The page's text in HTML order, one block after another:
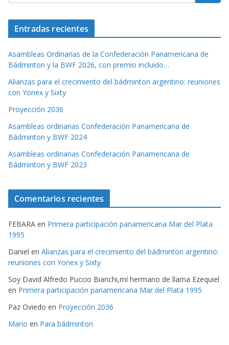
Entradas recientes
Asambleas Ordinarias de la Confederación Panamericana de
Bádminton y la BWF 2026, con premio incluido…
Alianzas para el crecimiento del bádminton argentino: reuniones
con Yonex y Sixty
Proyección 2036
Asambleas ordinarias Confederación Panamericana de
Bádminton y BWF 2024
Asambleas ordinarias Confederación Panamericana de
Bádminton y BWF 2023
Comentarios recientes
FEBARA en Primera participación panamericana Mar del Plata
1995
Daniel en Alianzas para el crecimiento del bádminton argentino:
reuniones con Yonex y Sixty
Soy David Alfredo Puccio Bianchi,mí hermano de llama Ezequiel
en Primera participación panamericana Mar del Plata 1995
Paz Oviedo en Proyección 2036
Mario en Para bádminton